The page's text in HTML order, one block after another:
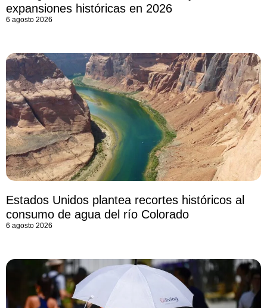
expansiones históricas en 2026
6 agosto 2026
Estados Unidos plantea recortes históricos al
consumo de agua del río Colorado
6 agosto 2026